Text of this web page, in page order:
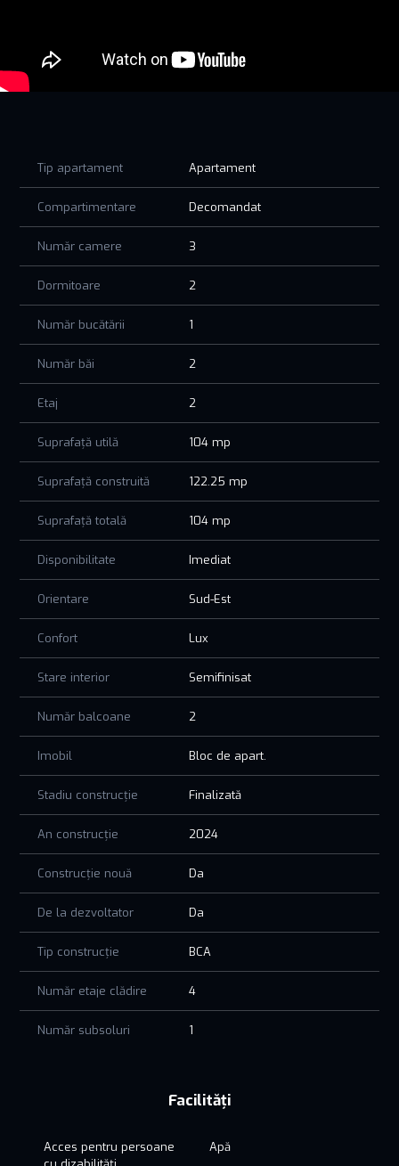
contează.
Finisaje premium, confort termic prin încălzire în pardoseală,
Imaginile sunt cu titlu de prezentare.
PRETUL AFISAT NU CONTINE TVA!
Tip apartament Apartament
Compartimentare Decomandat
Număr camere 3
Dormitoare 2
Număr bucătării 1
Număr băi 2
Etaj 2
Suprafață utilă 104 mp
Suprafață construită 122.25 mp
Suprafață totală 104 mp
Disponibilitate Imediat
Orientare Sud-Est
Confort Lux
Stare interior Semifinisat
Număr balcoane 2
Imobil Bloc de apart.
Stadiu construcție Finalizată
An construcție 2024
Construcție nouă Da
De la dezvoltator Da
Tip construcție BCA
Număr etaje clădire 4
Număr subsoluri 1
Facilități
Acces pentru persoane
Apă